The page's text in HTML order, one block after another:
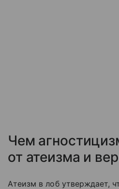
Чем
от атеизма и
Атеизм в лоб утверждает,